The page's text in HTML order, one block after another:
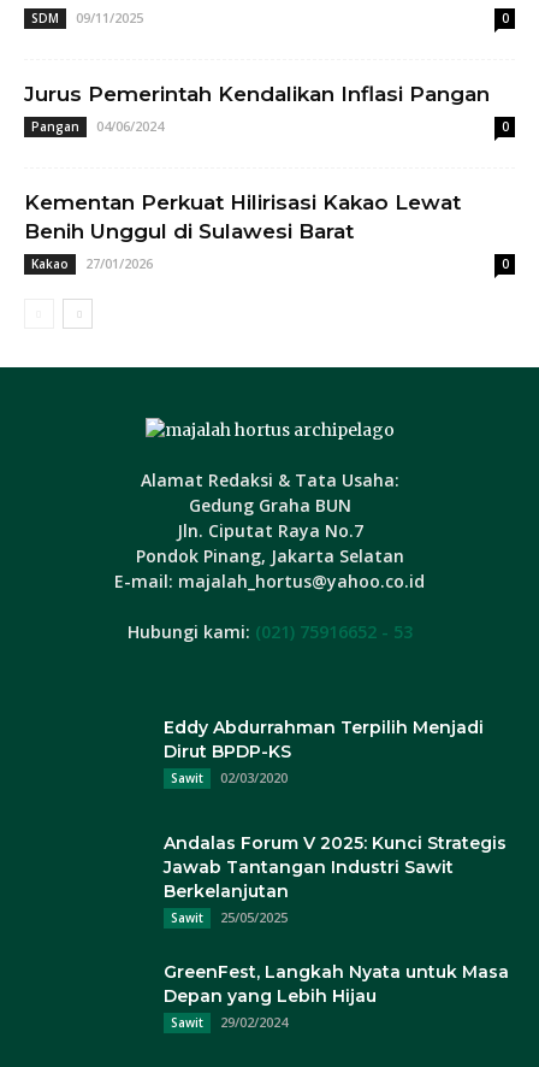
SDM 09/11/2025 0
Jurus Pemerintah Kendalikan Inflasi Pangan
Pangan 04/06/2024 0
Kementan Perkuat Hilirisasi Kakao Lewat
Benih Unggul di Sulawesi Barat
Kakao 27/01/2026 0
Alamat Redaksi & Tata Usaha:
Gedung Graha BUN
Jln. Ciputat Raya No.7
Pondok Pinang, Jakarta Selatan
E-mail: majalah_hortus@yahoo.co.id
Hubungi kami: (021) 75916652 - 53
Eddy Abdurrahman Terpilih Menjadi
Dirut BPDP-KS
Sawit 02/03/2020
Andalas Forum V 2025: Kunci Strategis
Jawab Tantangan Industri Sawit
Berkelanjutan
Sawit 25/05/2025
GreenFest, Langkah Nyata untuk Masa
Depan yang Lebih Hijau
Sawit 29/02/2024